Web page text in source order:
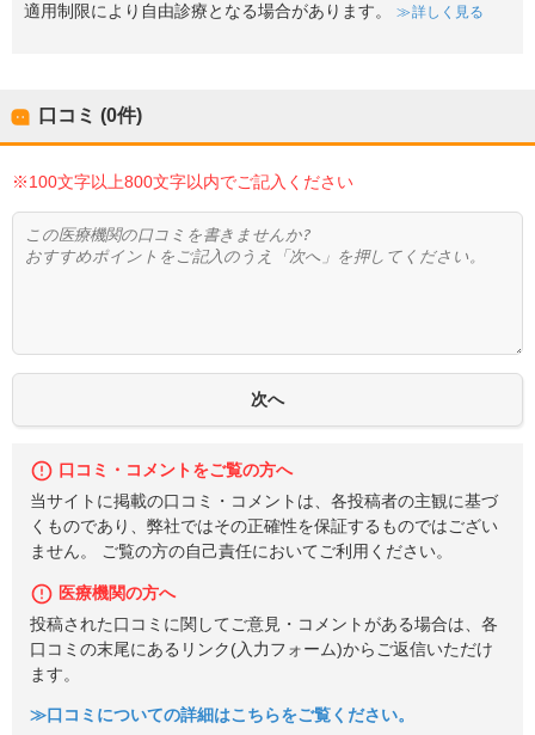
適用制限により自由診療となる場合があります。
詳しく見る
口コミ (0件)
※100文字以上800文字以内でご記入ください
口コミ・コメントをご覧の方へ
当サイトに掲載の口コミ・コメントは、各投稿者の主観に基づ
くものであり、弊社ではその正確性を保証するものではござい
ません。 ご覧の方の自己責任においてご利用ください。
医療機関の方へ
投稿された口コミに関してご意見・コメントがある場合は、各
口コミの末尾にあるリンク(入力フォーム)からご返信いただけ
ます。
≫口コミについての詳細はこちらをご覧ください。